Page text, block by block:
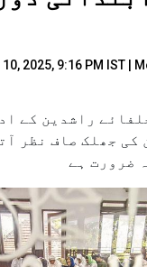
2025, 9:16 PM IST |
راشدین کے
کی جھلک صاف نظر
ضرورت ہے